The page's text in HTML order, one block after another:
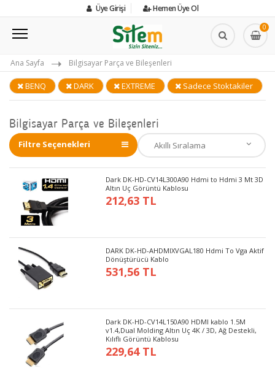
Üye Girişi Hemen Üye Ol
0
Ana Sayfa Bilgisayar Parça ve Bileşenleri
BENQ DARK EXTREME Sadece Stoktakiler
Bilgisayar Parça ve Bileşenleri
Filtre Seçenekleri
Dark DK-HD-CV14L300A90 Hdmi to Hdmi 3 Mt 3D
Altın Uç Görüntü Kablosu
212,63 TL
DARK DK-HD-AHDMIXVGAL180 Hdmi To Vga Aktif
Dönüştürücü Kablo
531,56 TL
Dark DK-HD-CV14L150A90 HDMI kablo 1.5M
v1.4,Dual Molding Altın Uç 4K / 3D, Ağ Destekli,
Kılıflı Görüntü Kablosu
229,64 TL